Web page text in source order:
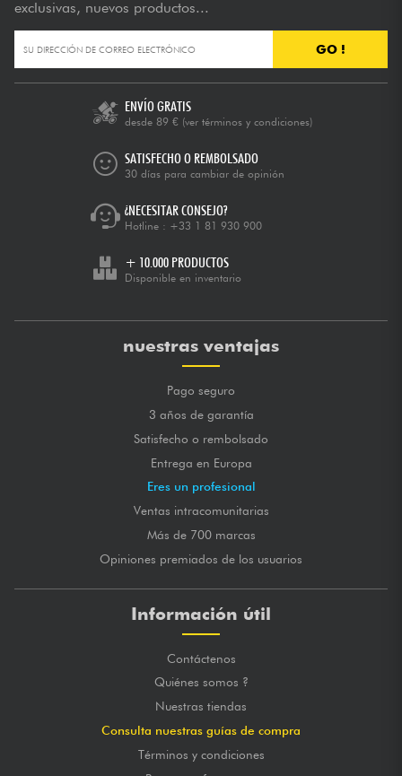
exclusivas, nuevos productos...
GO !
ENVÍO GRATIS
desde 89 € (ver términos y condiciones)
SATISFECHO O REMBOLSADO
30 días para cambiar de opinión
¿NECESITAR CONSEJO?
Hotline : +33 1 81 930 900
+ 10.000 PRODUCTOS
Disponible en inventario
nuestras ventajas
Pago seguro
3 años de garantía
Satisfecho o rembolsado
Entrega en Europa
Eres un profesional
Ventas intracomunitarias
Más de 700 marcas
Opiniones premiados de los usuarios
Información útil
Contáctenos
Quiénes somos ?
Nuestras tiendas
Consulta nuestras guías de compra
Términos y condiciones